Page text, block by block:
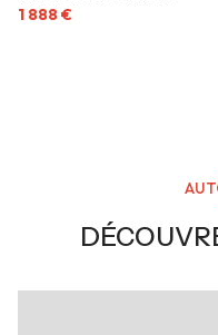
ascenseur
interphone
1 888 €